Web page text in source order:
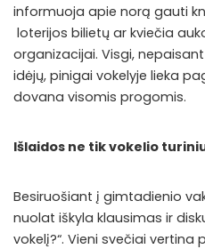
informuoja apie norą gauti
loterijos bilietų ar kviečia
organizacijai. Visgi,
idėjų, pinigai vokelyje lieka
dovana visomis progomis.
Išlaidos ne tik vokelio
Besiruošiant į gimtadienio
nuolat iškyla klausimas ir
vokelį?“. Vieni svečiai